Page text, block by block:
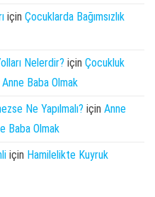
için Çocuklarda Bağımsızlık
Nelerdir? için Çocukluk
Baba Olmak
Ne Yapılmalı? için Anne
Baba Olmak
için Hamilelikte Kuyruk